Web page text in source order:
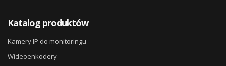
Katalog produktów
Kamery IP do monitoringu
Wideoenkodery